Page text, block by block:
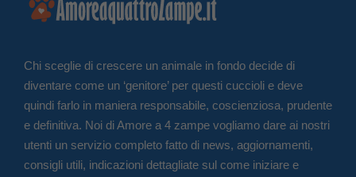
Chi sceglie di crescere un animale in fondo decide di
diventare come un ‘genitore’ per questi cuccioli e deve
quindi farlo in maniera responsabile, coscienziosa, prudente
e definitiva. Noi di Amore a 4 zampe vogliamo dare ai nostri
utenti un servizio completo fatto di news, aggiornamenti,
consigli utili, indicazioni dettagliate sul come iniziare e